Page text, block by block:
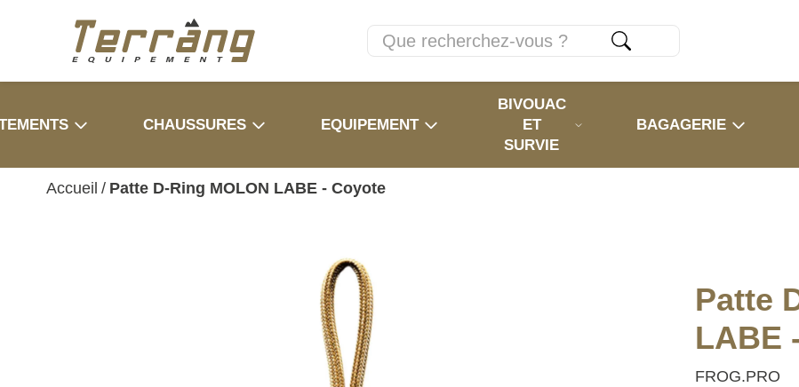
CHAUSSURES EQUIPEMENT
BIVOUAC
ET
SURVIE
BAGAGERIE
Accueil / Patte D-Ring MOLON LABE - Coyote
Patte
LABE
FROG.PRO